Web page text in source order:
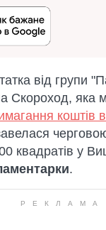
від групи
Скороход, яка
коштів
квадратів у
.